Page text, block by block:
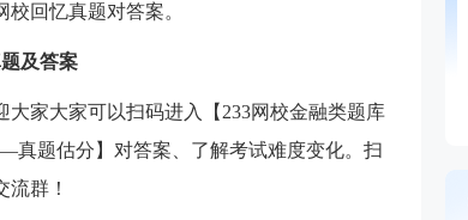
回忆真题对答案。
及答案
家大家可以扫码进入【233网校金融类题库
题估分】对答案、了解考试难度变化。扫
群！